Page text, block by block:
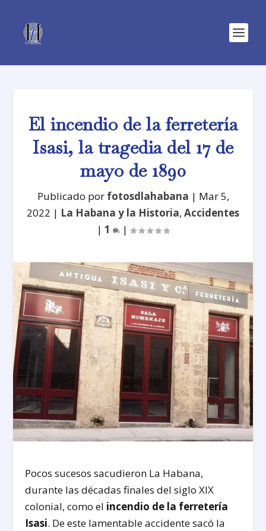
El incendio de la ferretería
Isasi, la tragedia del 17 de
mayo de 1890
Publicado por fotosdlahabana | Mar 5,
2022 | La Habana y la Historia, Accidentes
| 1 |
Pocos sucesos sacudieron La Habana,
durante las décadas finales del siglo XIX
colonial, como el incendio de la ferretería
Isasi. De este lamentable accidente sacó la